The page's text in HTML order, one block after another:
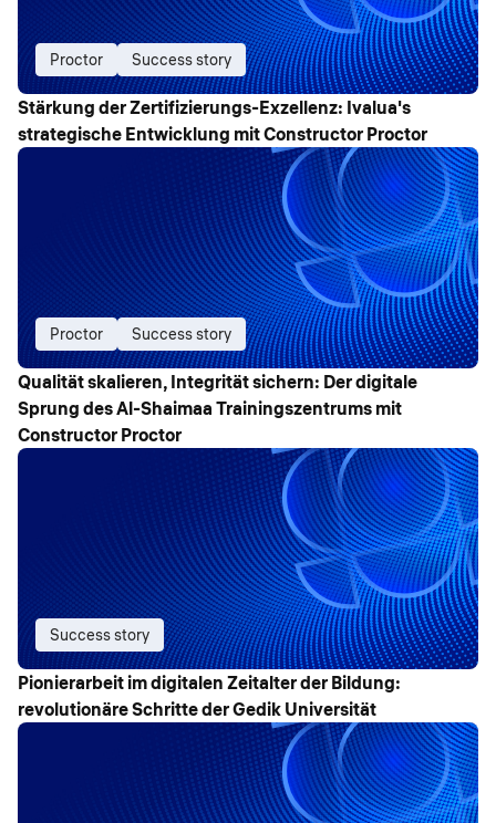
Proctor Success story
Stärkung der Zertifizierungs-Exzellenz: Ivalua's
strategische Entwicklung mit Constructor Proctor
Proctor Success story
Qualität skalieren, Integrität sichern: Der digitale
Sprung des Al-Shaimaa Trainingszentrums mit
Constructor Proctor
Success story
Pionierarbeit im digitalen Zeitalter der Bildung:
revolutionäre Schritte der Gedik Universität